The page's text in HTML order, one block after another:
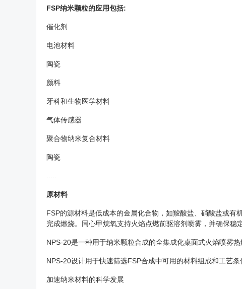
FSP纳米颗粒的应用包括:
催化剂
电池材料
陶瓷
颜料
牙科和生物医学材料
气体传感器
聚合物纳米复合材料
陶瓷
.....
原材料
FSP的源材料是低成本的金属化合物，如羧酸盐、硝酸盐或
完成燃烧。同心甲烷氧支持火焰点燃前驱溶剂喷雾，并确保稳
NPS-20是一种用于纳米颗粒合成的全集成化桌面式火焰喷雾
NPS-20设计用于快速筛选FSP合成中可用的材料组成和工艺条
加速纳米材料的科学发展